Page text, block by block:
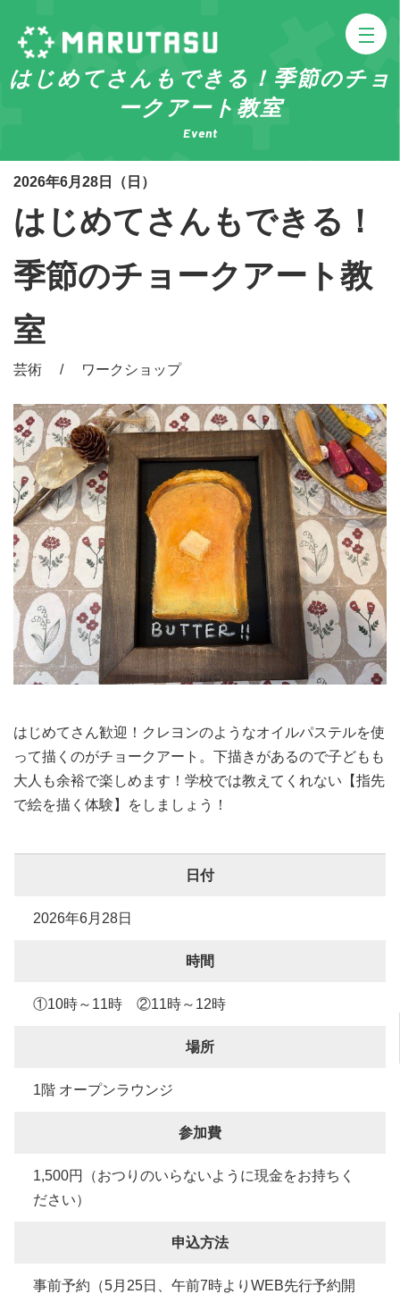
はじめてさんもできる！季節のチョ
ークアート教室
Event
2026年6月28日（日）
はじめてさんもできる！
季節のチョークアート教
室
芸術 / ワークショップ
はじめてさん歓迎！クレヨンのようなオイルパステルを使
って描くのがチョークアート。下描きがあるので子どもも
大人も余裕で楽しめます！学校では教えてくれない【指先
で絵を描く体験】をしましょう！
日付
2026年6月28日
時間
①10時～11時 ②11時～12時
場所
1階 オープンラウンジ
参加費
1,500円（おつりのいらないように現金をお持ちく
ださい）
申込方法
事前予約（5月25日、午前7時よりWEB先行予約開